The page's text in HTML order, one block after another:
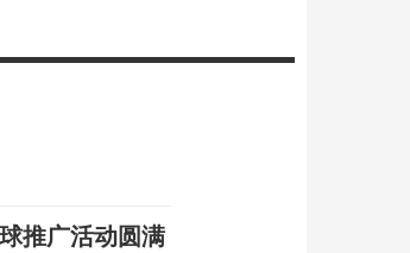
推广活动圆满